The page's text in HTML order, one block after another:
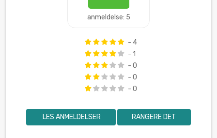
anmeldelse: 5
- 4
- 1
- 0
- 0
- 0
LES ANMELDELSER RANGERE DET